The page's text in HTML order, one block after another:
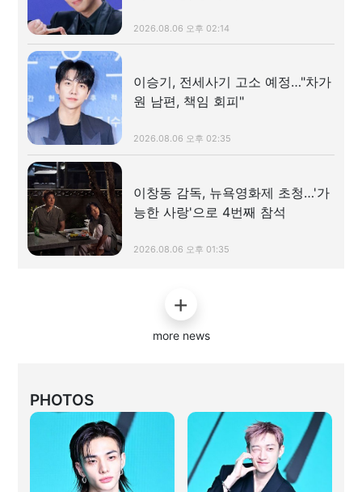
2026.08.06 오후 02:14
이승기, 전세사기 고소 예정…"차가
원 남편, 책임 회피"
2026.08.06 오후 02:35
이창동 감독, 뉴욕영화제 초청…'가
능한 사랑'으로 4번째 참석
2026.08.06 오후 01:35
more news
PHOTOS